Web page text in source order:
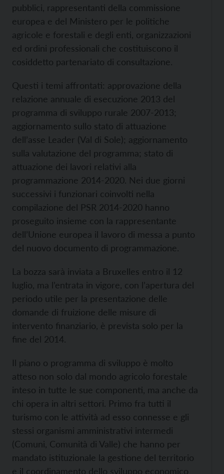
pubblici, rappresentanti della commissione
europea e del Ministero per le politiche
agricole e forestali e degli enti, organizzazioni
ed ordini professionali che costituiscono il
cosiddetto partenariato di consultazione.
Questi i temi affrontati: approvazione della
relazione annuale di esecuzione 2013 del
programma di sviluppo rurale 2007-2013;
aggiornamento sullo stato di attuazione
dell’asse Leader (Val di Sole); aggiornamento
sulla valutazione del programma; stato di
attuazione dei lavori relativi alla
programmazione 2014-2020. Nei due giorni
successivi i funzionari coinvolti nella
compilazione del PSR 2014-2020 hanno
proseguito insieme con la rappresentante
dell’Unione europea il lavoro di messa a punto
del nuovo documento di programmazione.
La bozza sarà inviata a Bruxelles entro il 12
luglio, ma l’entrata in vigore, con l’apertura del
periodo utile per la presentazione delle
domande di fruizione delle misure di
intervento finanziario, è prevista solo per la
fine del 2014.
Il piano o programma di sviluppo è molto
atteso non solo dal mondo agricolo forestale
inteso in tutte le sue componenti, ma anche da
chi opera in altri settori. Primo fra tutti il
turismo con le attività ad esso connesse e gli
stessi organismi amministrativi intermedi
(Comuni, Comunità di Valle) che hanno per
mandato istituzionale la gestione del territorio
e il coordinamento dello sviluppo economico